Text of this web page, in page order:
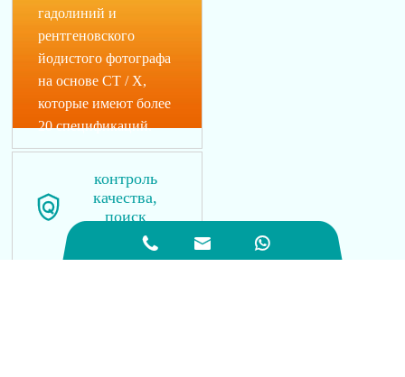
гадолиний и
рентгеновского
йодистого фотографа
на основе CT / X,
которые имеют более
20 спецификаций.

контроль
качества,
поиск
улучшений
  